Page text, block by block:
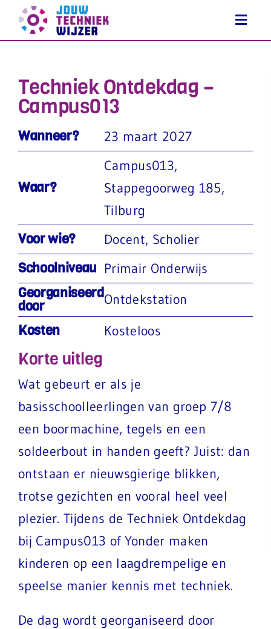
naar
Techniek Ontdekdag –
Campus013
Wanneer? 23 maart 2027
Waar?
Campus013,
Stappegoorweg 185,
Tilburg
Voor wie? Docent, Scholier
Schoolniveau Primair Onderwijs
Georganiseerd
door Ontdekstation
Kosten Kosteloos
Korte uitleg
Wat gebeurt er als je
basisschoolleerlingen van groep 7/8
een boormachine, tegels en een
soldeerbout in handen geeft? Juist: dan
ontstaan er nieuwsgierige blikken,
trotse gezichten en vooral heel veel
plezier. Tijdens de Techniek Ontdekdag
bij Campus013 of Yonder maken
kinderen op een laagdrempelige en
speelse manier kennis met techniek.
De dag wordt georganiseerd door